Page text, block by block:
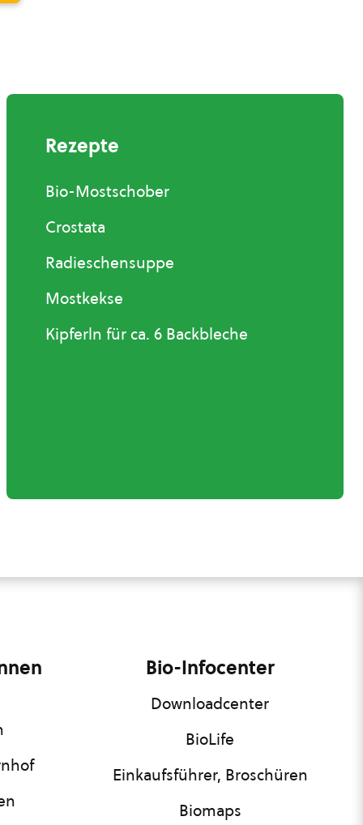
Rezepte
Bio-Mostschober
Crostata
Radieschensuppe
Mostkekse
Kipferln für ca. 6 Backbleche
Bio-Infocenter
Downloadcenter
BioLife
Einkaufsführer, Broschüren
Biomaps